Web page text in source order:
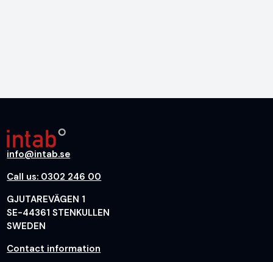
info@intab.se
Call us: 0302 246 00
GJUTAREVÄGEN 1
SE-44361 STENKULLEN
SWEDEN
Contact information